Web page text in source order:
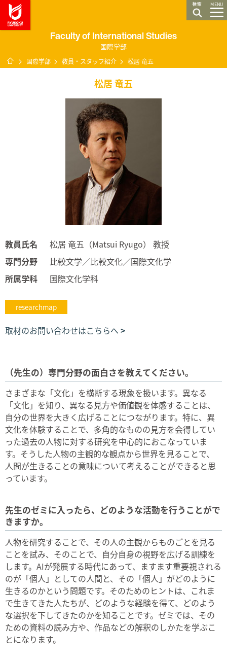
MENU
Faculty of International Studies
国際学部
ホーム
国際学部 教員・スタッフ紹介 松居 竜五
松居 竜五
教員氏名
松居 竜五（Matsui Ryugo） 教授
専門分野
比較文学／比較文化／国際文化学
所属学科
国際文化学科
researchmap
取材のお問い合わせはこちらへ
（先生の）専門分野の面白さを教えてください。
さまざまな「文化」を横断する現象を扱います。異なる
「文化」を知り、異なる見方や価値観を体感することは、
自分の世界を大きく広げることにつながります。特に、異
文化を体験することで、多角的なものの見方を会得してい
った過去の人物に対する研究を中心的におこなっていま
す。そうした人物の主観的な観点から世界を見ることで、
人間が生きることの意味について考えることができると思
っています。
先生のゼミに入ったら、どのような活動を行うことがで
きますか。
人物を研究することで、その人の主観からものごとを見る
ことを試み、そのことで、自分自身の視野を広げる訓練を
します。AIが発展する時代にあって、ますます重要視される
のが「個人」としての人間と、その「個人」がどのように
生きるのかという問題です。そのためのヒントは、これま
で生きてきた人たちが、どのような経験を得て、どのよう
な選択を下してきたのかを知ることです。ゼミでは、その
ための資料の読み方や、作品などの解釈のしかたを学ぶこ
とになります。